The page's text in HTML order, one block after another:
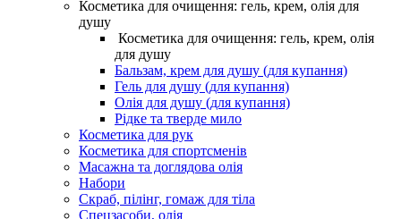
Косметика для очищення: гель, крем, олія для
душу
Косметика для очищення: гель, крем, олія
для душу
Бальзам, крем для душу (для купання)
Гель для душу (для купання)
Олія для душу (для купання)
Рідке та тверде мило
Косметика для рук
Косметика для спортсменів
Масажна та доглядова олія
Набори
Скраб, пілінг, гомаж для тіла
Спецзасоби, олія